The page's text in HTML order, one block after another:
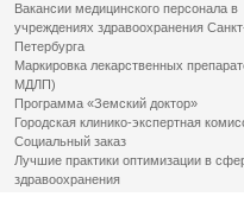
Вакансии медицинского персонала в
учреждениях здравоохранения
Петербурга
Маркировка лекарственных
МДЛП)
Программа «Земский доктор»
Городская клинико-экспертная
Социальный заказ
Лучшие практики оптимизации в
здравоохранения